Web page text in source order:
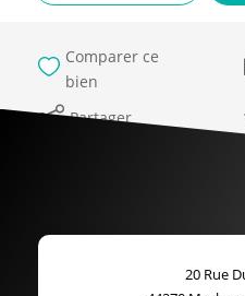
Comparer ce
bien
Partager
20 Rue